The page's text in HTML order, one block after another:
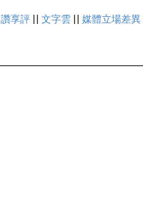
讚享評 || 文字雲 || 媒體立場差異